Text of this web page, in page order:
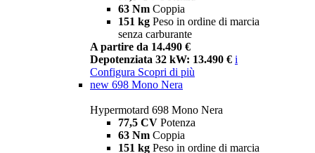
63 Nm Coppia
151 kg Peso in ordine di marcia
senza carburante
A partire da 14.490 €
Depotenziata 32 kW: 13.490 € i
Configura Scopri di più
new 698 Mono Nera
Hypermotard 698 Mono Nera
77,5 CV Potenza
63 Nm Coppia
151 kg Peso in ordine di marcia